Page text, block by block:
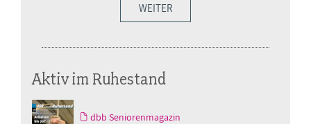
WEITER
Aktiv im Ruhestand
dbb Seniorenmagazin